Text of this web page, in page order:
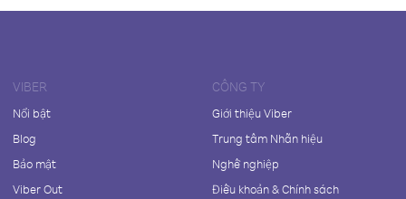
VIBER
Nổi bật
Blog
Bảo mật
Viber Out
CÔNG TY
Giới thiệu Viber
Trung tâm Nhãn hiệu
Nghề nghiệp
Điều khoản & Chính sách